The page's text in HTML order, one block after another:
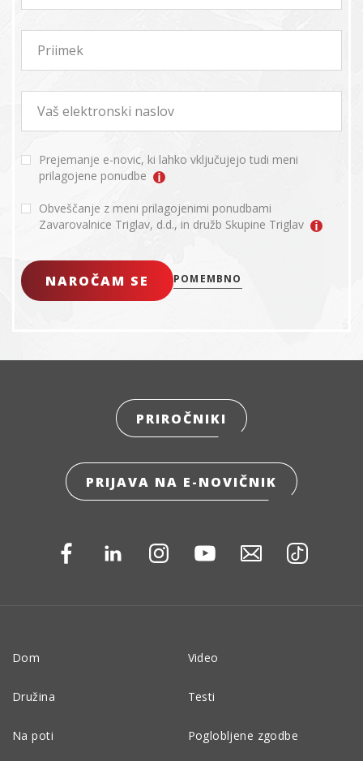
Priimek
Vaš elektronski naslov
Prejemanje e-novic, ki lahko vključujejo tudi meni
prilagojene ponudbe
Obveščanje z meni prilagojenimi ponudbami
Zavarovalnice Triglav, d.d., in družb Skupine Triglav
NAROČAM SE POMEMBNO
PRIROČNIKI
PRIJAVA NA E-NOVIČNIK
Dom
Družina
Na poti
Video
Testi
Poglobljene zgodbe